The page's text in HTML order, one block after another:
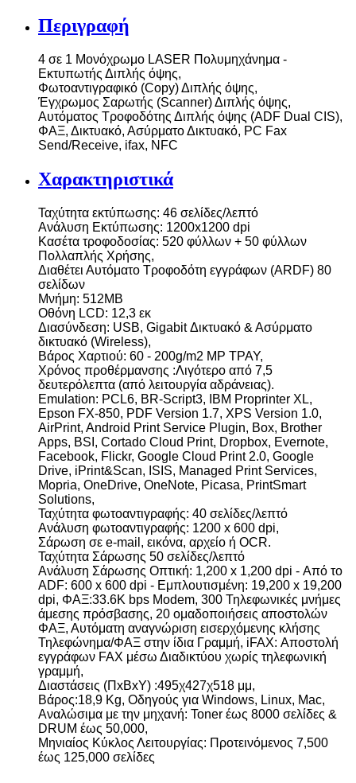
Περιγραφή
4 σε 1 Μονόχρωμο LASER Πολυμηχάνημα -
Εκτυπωτής Διπλής όψης,
Φωτοαντιγραφικό (Copy) Διπλής όψης,
Έγχρωμος Σαρωτής (Scanner) Διπλής όψης,
Αυτόματος Τροφοδότης Διπλής όψης (ADF Dual CIS),
ΦΑΞ, Δικτυακό, Ασύρματο Δικτυακό, PC Fax
Send/Receive, ifax, NFC
Χαρακτηριστικά
Ταχύτητα εκτύπωσης: 46 σελίδες/λεπτό
Ανάλυση Εκτύπωσης: 1200x1200 dpi
Κασέτα τροφοδοσίας: 520 φύλλων + 50 φύλλων
Πολλαπλής Χρήσης,
Διαθέτει Αυτόματο Τροφοδότη εγγράφων (ARDF) 80
σελίδων
Μνήμη: 512MB
Οθόνη LCD: 12,3 εκ
Διασύνδεση: USB, Gigabit Δικτυακό & Ασύρματο
δικτυακό (Wireless),
Βάρος Χαρτιού: 60 - 200g/m2 MP ΤΡΑΥ,
Χρόνος προθέρμανσης :Λιγότερο από 7,5
δευτερόλεπτα (από λειτουργία αδράνειας).
Emulation: PCL6, BR-Script3, IBM Proprinter XL,
Epson FX-850, PDF Version 1.7, XPS Version 1.0,
AirPrint, Android Print Service Plugin, Box, Brother
Apps, BSI, Cortado Cloud Print, Dropbox, Evernote,
Facebook, Flickr, Google Cloud Print 2.0, Google
Drive, iPrint&Scan, ISIS, Managed Print Services,
Mopria, OneDrive, OneNote, Picasa, PrintSmart
Solutions,
Ταχύτητα φωτοαντιγραφής: 40 σελίδες/λεπτό
Ανάλυση φωτοαντιγραφής: 1200 x 600 dpi,
Σάρωση σε e-mail, εικόνα, αρχείο ή OCR.
Ταχύτητα Σάρωσης 50 σελίδες/λεπτό
Ανάλυση Σάρωσης Οπτική: 1,200 x 1,200 dpi - Από το
ADF: 600 x 600 dpi - Εμπλουτισμένη: 19,200 x 19,200
dpi, ΦΑΞ:33.6K bps Modem, 300 Τηλεφωνικές μνήμες
άμεσης πρόσβασης, 20 ομαδοποιήσεις αποστολών
ΦΑΞ, Αυτόματη αναγνώριση εισερχόμενης κλήσης
Τηλεφώνημα/ΦΑΞ στην ίδια Γραμμή, iFAX: Αποστολή
εγγράφων FAX μέσω Διαδικτύου χωρίς τηλεφωνική
γραμμή,
Διαστάσεις (ΠxΒxΥ) :495χ427χ518 μμ,
Βάρος:18,9 Kg, Οδηγούς για Windows, Linux, Mac,
Αναλώσιμα με την μηχανή: Toner έως 8000 σελίδες &
DRUM έως 50,000,
Μηνιαίος Κύκλος Λειτουργίας: Προτεινόμενος 7,500
έως 125,000 σελίδες